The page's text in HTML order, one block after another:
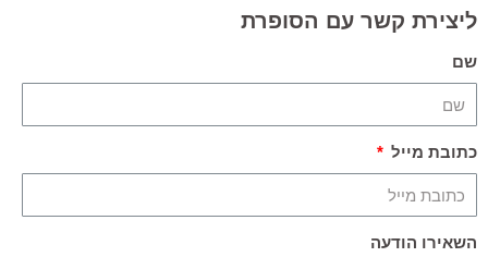
ליצירת קשר עם הסופרת
שם
כתובת מייל
השאירו הודעה